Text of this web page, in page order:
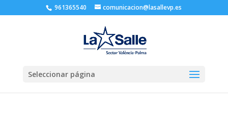
961365540 comunicacion@lasallevp.es
Seleccionar página